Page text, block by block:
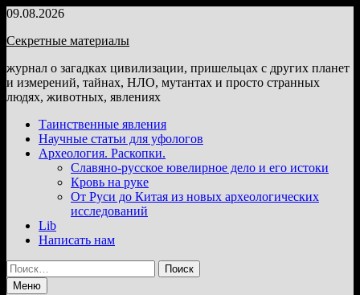
Перейти
содержимому
09.08.2026
Секретные материалы
журнал о загадках цивилизации, пришельцах с других планет
и измерений, тайнах, НЛО, мутантах и просто странных
людях, животных, явлениях
Таинственные явления
Научные статьи для уфологов
Археология. Раскопки.
Славяно-русское ювелирное дело и его истоки
Кровь на руке
От Руси до Китая из новых археологических
исследований
Lib
Написать нам
Найти:
Меню